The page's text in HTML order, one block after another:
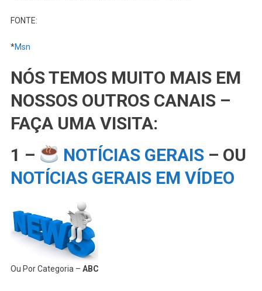
FONTE:
*Msn
NÓS TEMOS MUITO MAIS EM
NOSSOS OUTROS CANAIS –
FAÇA UMA VISITA:
1 –
NOTÍCIAS GERAIS – OU
NOTÍCIAS GERAIS EM VÍDEO
Ou Por Categoria – ABC